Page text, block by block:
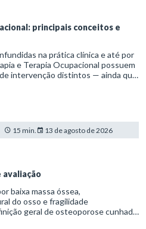
principais conceitos e
na prática clínica e até por
e Terapia Ocupacional possuem
intervenção distintos — ainda que
15 min. 13 de agosto de 2026
baixa massa óssea,
do osso e fragilidade
geral de osteoporose cunhada